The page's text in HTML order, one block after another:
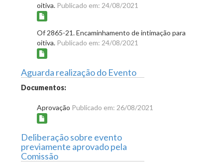
oitiva. Publicado em: 24/08/2021
Of 2865-21. Encaminhamento de intimação para
oitiva. Publicado em: 24/08/2021
Aguarda realização do Evento
Documentos:
Aprovação Publicado em: 26/08/2021
Deliberação sobre evento
previamente aprovado pela
Comissão